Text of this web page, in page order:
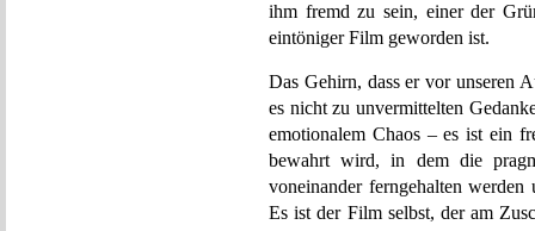
ihm fremd zu sein, einer der
eintöniger Film geworden ist.
Das Gehirn, dass er vor unseren
es nicht zu unvermittelten
emotionalem Chaos – es ist ein
bewahrt wird, in dem die
voneinander ferngehalten werden
Es ist der Film selbst, der am